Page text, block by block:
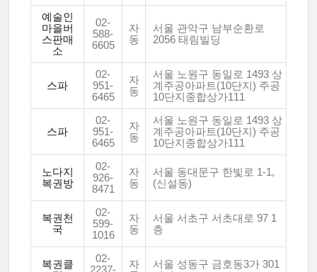
예술인
마을버
스판매
소
02-
588-
6605
자
동
서울 관악구 남부순환로
2056 태림빌딩
스파
02-
951-
6465
자
동
서울 노원구 동일로 1493 상
계주공아파트(10단지) 주공
10단지종합상가111
스파
02-
951-
6465
자
동
서울 노원구 동일로 1493 상
계주공아파트(10단지) 주공
10단지종합상가111
노다지
복권방
02-
926-
8471
자
동
서울 동대문구 한빛로 1-1,
(신설동)
복권천
국
02-
599-
1016
자
동
서울 서초구 서초대로 97 1
층
복권클
02-
자
서울 성동구 금호동3가 301